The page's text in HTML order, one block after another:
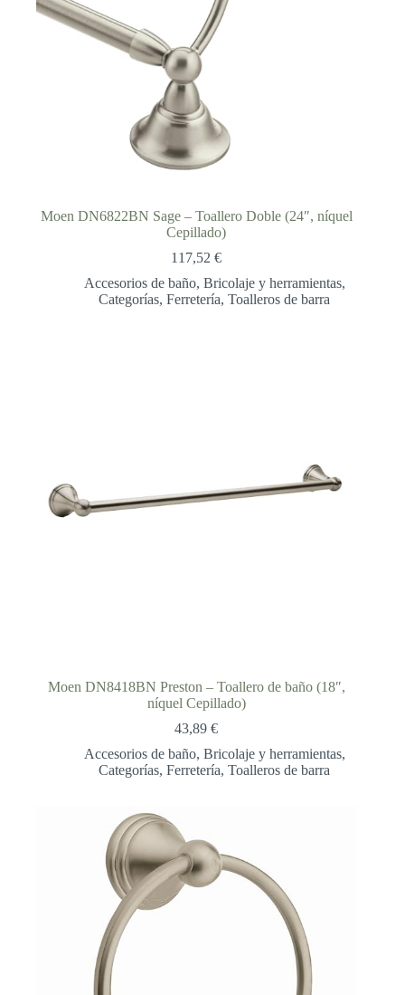
Moen DN6822BN Sage – Toallero Doble (24″, níquel
Cepillado)
117,52€
Accesorios de baño, Bricolaje y herramientas,
Categorías,Ferretería,Toalleros de barra
Moen DN8418BN Preston – Toallero de baño (18″,
níquel Cepillado)
43,89€
Accesorios de baño, Bricolaje y herramientas,
Categorías,Ferretería,Toalleros de barra